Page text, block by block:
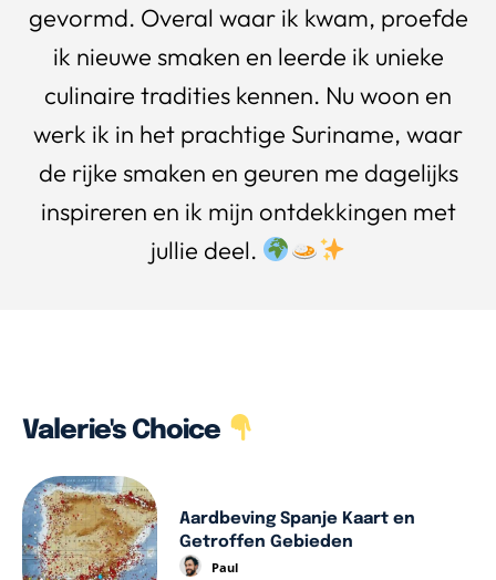
gevormd. Overal waar ik kwam, proefde
ik nieuwe smaken en leerde ik unieke
culinaire tradities kennen. Nu woon en
werk ik in het prachtige Suriname, waar
de rijke smaken en geuren me dagelijks
inspireren en ik mijn ontdekkingen met
jullie deel.
Valerie's Choice
Aardbeving Spanje Kaart en
Getroffen Gebieden
Paul